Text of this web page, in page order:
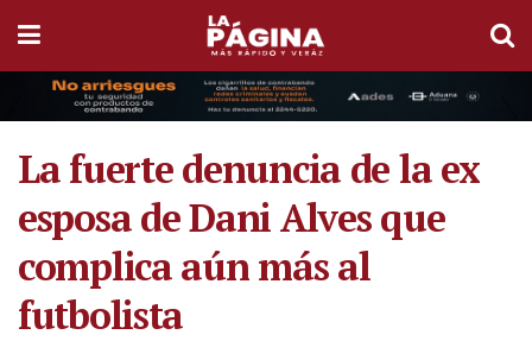
La fuerte denuncia de la ex
esposa de Dani Alves que
complica aún más al
futbolista